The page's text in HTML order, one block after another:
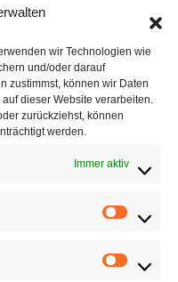
wir Technologien wie
und/oder darauf
zustimmst, können wir Daten
dieser Website verarbeiten.
zurückziehst, können
werden.
Immer aktiv